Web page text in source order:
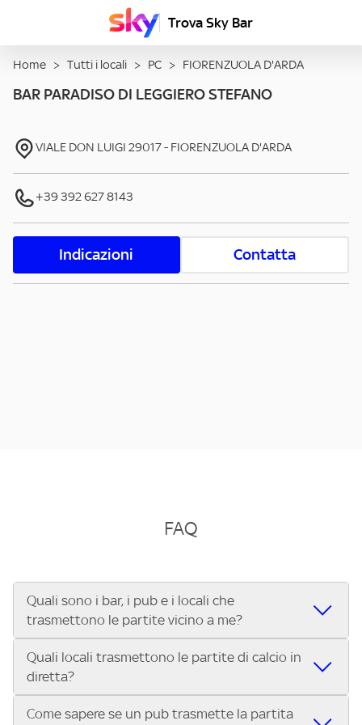
Trova Sky Bar
Home > Tutti i locali > PC > FIORENZUOLA D'ARDA
BAR PARADISO DI LEGGIERO STEFANO
VIALE DON LUIGI 29017- FIORENZUOLA D'ARDA
+39 392 627 8143
Indicazioni Contatta
FAQ
Quali sono i bar, i pub e i locali che
trasmettono le partite vicino a me?
Se cerchi un bar, pub, ristorante o locale vicino a te per
vedere le partite di Serie A ENILIVE, la Serie C Sky Wifi, la
UEFA Champions League, la UEFA Europa League, la UEFA
Conference League, il Tennis, la Formula 1®, la MotoGP™ e
Quali locali trasmettono le partite di calcio in
diretta?
Vuoi sapere quali bar, pub o ristoranti mostrano le partite
Come sapere se un pub trasmette la partita